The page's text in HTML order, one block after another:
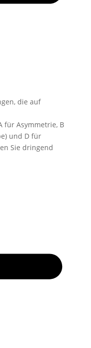
die auf
für Asymmetrie, B
und D für
Sie dringend